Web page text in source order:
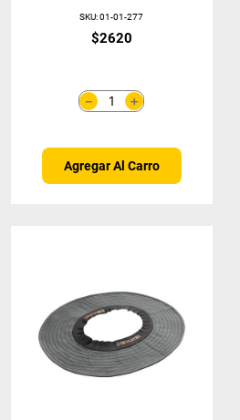
SKU:01-01-277
$2620
＋
－
Agregar Al Carro